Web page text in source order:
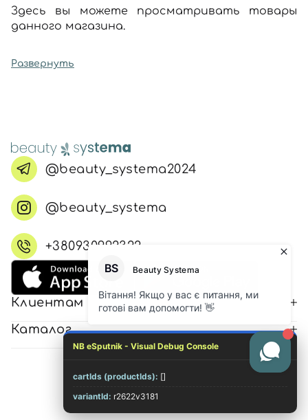
Здесь вы можете просматривать товары
данного магазина.
Развернуть
@beauty_systema2024
@beauty_systema
+380930992322
Клиентам
Каталог
© 2026 Все права защищены
NB eSputnik - Visual Debug Console
cartIds (productIds): []
variantId: r2622v3181